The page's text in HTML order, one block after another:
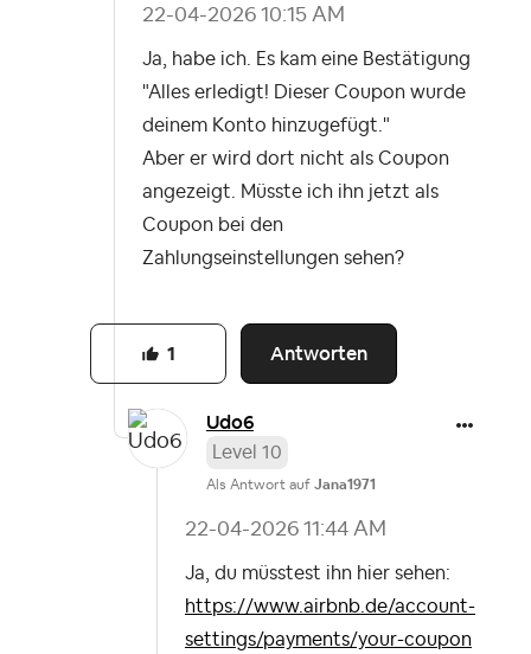
‎22-04-2026 10:15 AM
Ja, habe ich. Es kam eine Bestätigung
"Alles erledigt! Dieser Coupon wurde
deinem Konto hinzugefügt."
Aber er wird dort nicht als Coupon
angezeigt. Müsste ich ihn jetzt als
Coupon bei den
Zahlungseinstellungen sehen?
Antworten
1
Udo6
Level 10
Als Antwort auf Jana1971
‎22-04-2026 11:44 AM
Ja, du müsstest ihn hier sehen:
https://www.airbnb.de/account-
settings/payments/your-coupon